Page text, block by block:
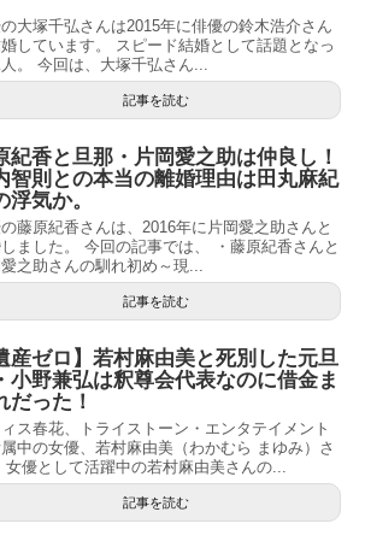
大塚千弘さんは2015年に俳優の鈴木浩介さん
婚しています。 スピード結婚として話題となっ
。 今回は、大塚千弘さん...
記事を読む
紀香と旦那・片岡愛之助は仲良し！
智則との本当の離婚理由は田丸麻紀
浮気か。
藤原紀香さんは、2016年に片岡愛之助さんと
ました。 今回の記事では、 ・藤原紀香さんと
愛之助さんの馴れ初め～現...
記事を読む
産ゼロ】若村麻由美と死別した元旦
小野兼弘は釈尊会代表なのに借金ま
だった！
ス春花、トライストーン・エンタテイメント
中の女優、若村麻由美（わかむら まゆみ）さ
女優として活躍中の若村麻由美さんの...
記事を読む